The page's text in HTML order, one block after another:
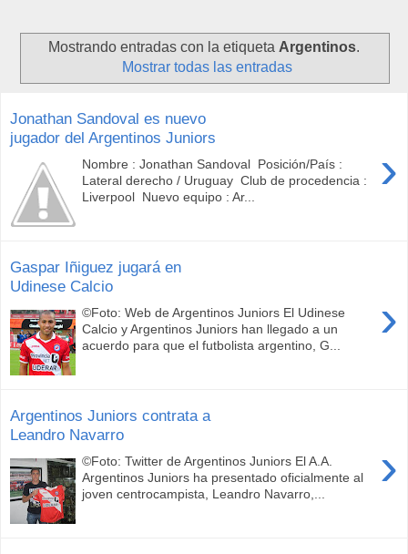
Mostrando entradas con la etiqueta Argentinos.
Mostrar todas las entradas
Jonathan Sandoval es nuevo
jugador del Argentinos Juniors
›
Nombre : Jonathan Sandoval Posición/País :
Lateral derecho / Uruguay Club de procedencia :
Liverpool Nuevo equipo : Ar...
Gaspar Iñiguez jugará en
Udinese Calcio
›
©Foto: Web de Argentinos Juniors El Udinese
Calcio y Argentinos Juniors han llegado a un
acuerdo para que el futbolista argentino, G...
Argentinos Juniors contrata a
Leandro Navarro
›
©Foto: Twitter de Argentinos Juniors El A.A.
Argentinos Juniors ha presentado oficialmente al
joven centrocampista, Leandro Navarro,...